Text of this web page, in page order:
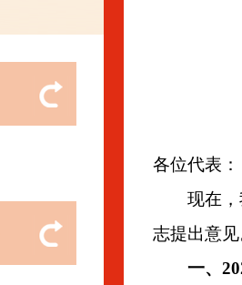
各位代表：
现在
志提出意见
一、